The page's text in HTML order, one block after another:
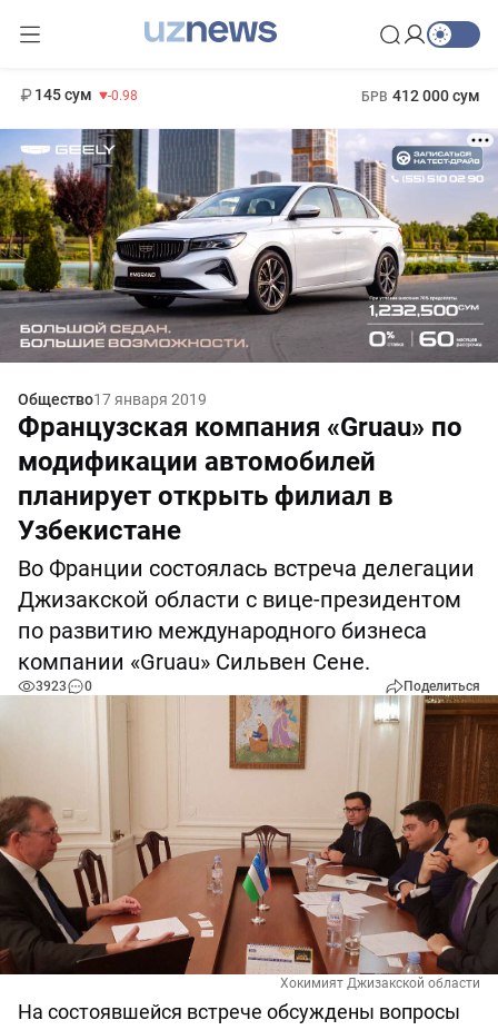
145 сум -0.98 БРВ 412 000 сум
Общество17 января 2019
Французская компания «Gruau» по
модификации автомобилей
планирует открыть филиал в
Узбекистане
Во Франции состоялась встреча делегации
Джизакской области с вице-президентом
по развитию международного бизнеса
компании «Gruau» Сильвен Сене.
3923 0 Поделиться
Хокимият Джизакской области
На состоявшейся встрече обсуждены вопросы